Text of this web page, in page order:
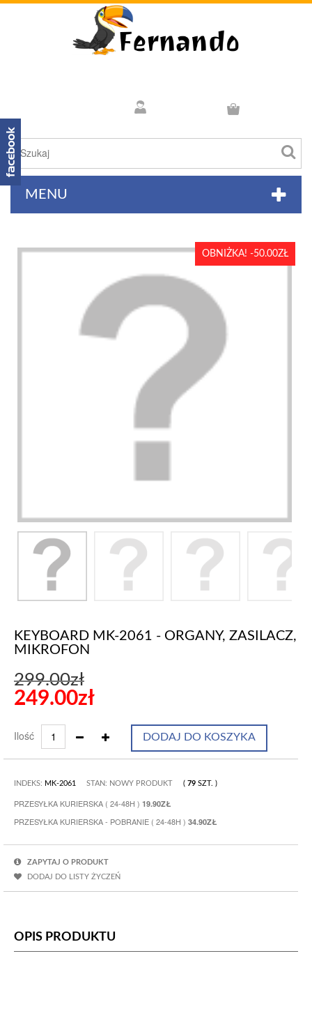
MENU
OBNIŻKA! -50.00ZŁ
KEYBOARD MK-2061 - ORGANY, ZASILACZ,
MIKROFON
299.00zł
249.00zł
Ilość DODAJ DO KOSZYKA
INDEKS: MK-2061 STAN: NOWY PRODUKT ( 79 SZT. )
PRZESYŁKA KURIERSKA ( 24-48H ) 19.90ZŁ
PRZESYŁKA KURIERSKA - POBRANIE ( 24-48H ) 34.90ZŁ
ZAPYTAJ O PRODUKT
DODAJ DO LISTY ŻYCZEŃ
OPIS PRODUKTU